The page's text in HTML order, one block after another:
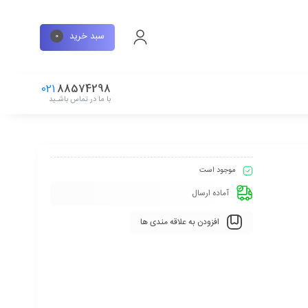
سبد خرید 0
88574298
021
با ما در تماس باشـید
موجود است
آماده ارسال
افزودن به علاقه مندی ها